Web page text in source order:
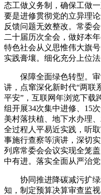
态工做义务制，确保工做
要是进修贯彻党的立异理
反馈问题无效整改。常委
二十届历次全会，做好本
特色社会从义思惟伟大旗
实践膏壤。细化充分上位法
保障全面绿色转型。审
讲，点窜深化新时代“两联
平安”，互联网年浏览下载
组开展34次集中进修、15
美村落扶植、地下水办理
全过程人平易近实践，听
事施行查察等演讲，深切
列席常委会会议实现全笼
中有进。落实全面从严治党
协同推进降碳减污扩绿
知，制定预算决算审查监